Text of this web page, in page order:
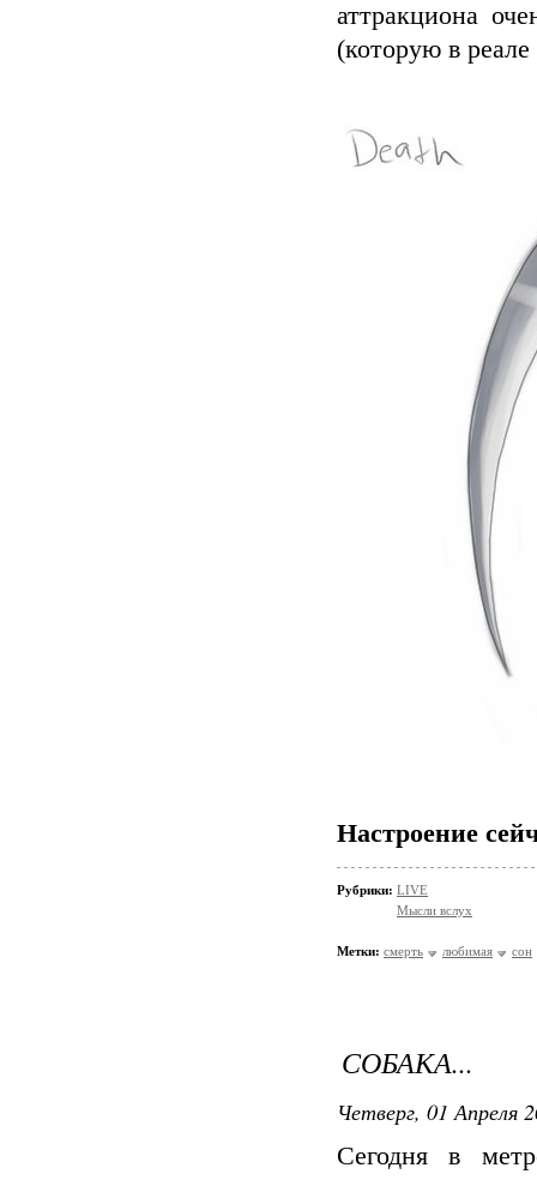
аттракциона
(которую в
Настроение
Рубрики: LIVE
Мысли вслух
Метки: смерть любимая сон
СОБАКА...
Четверг, 01 Апреля
Сегодня в